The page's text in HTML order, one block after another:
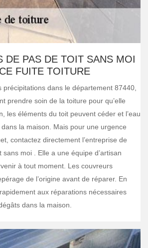
DE PAS DE TOIT SANS MOI
FUITE TOITURE
précipitations dans le département 87440,
prendre soin de la toiture pour qu’elle
les éléments du toit peuvent céder et l’eau
dans la maison. Mais pour une urgence
contactez directement l’entreprise de
moi . Elle a une équipe d’artisan
à tout moment. Les couvreurs
de l’origine avant de réparer. En
aux réparations nécessaires
dans la maison.